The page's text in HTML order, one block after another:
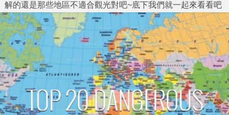
解的還是那些地區不適合觀光對吧~底下我們就一起來看看吧